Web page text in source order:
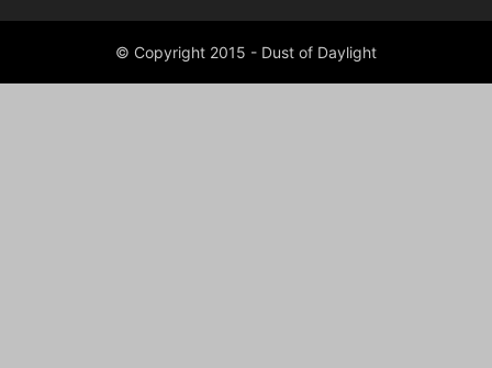
© Copyright 2015 - Dust of Daylight